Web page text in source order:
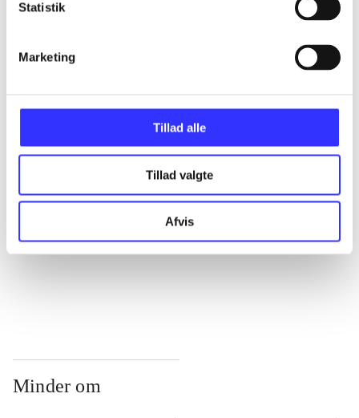
Statistik
Marketing
Tillad alle
Tillad valgte
Afvis
Alle registrerede artikler fordelt på udgivelser
...
...
...
Minder om